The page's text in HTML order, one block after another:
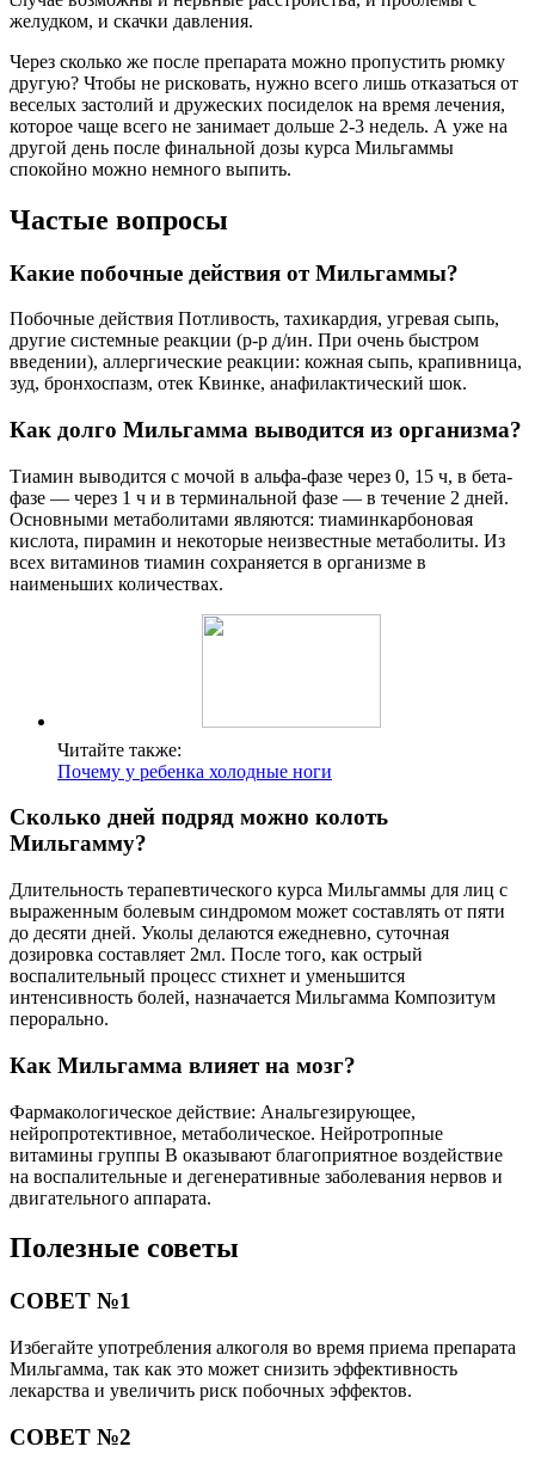
желудком, и скачки давления.
Через сколько же после препарата можно пропустить рюмку
другую? Чтобы не рисковать, нужно всего лишь отказаться от
веселых застолий и дружеских посиделок на время лечения,
которое чаще всего не занимает дольше 2-3 недель. А уже на
другой день после финальной дозы курса Мильгаммы
спокойно можно немного выпить.
Частые вопросы
Какие побочные действия от Мильгаммы?
Побочные действия Потливость, тахикардия, угревая сыпь,
другие системные реакции (р-р д/ин. При очень быстром
введении), аллергические реакции: кожная сыпь, крапивница,
зуд, бронхоспазм, отек Квинке, анафилактический шок.
Как долго Мильгамма выводится из организма?
Тиамин выводится с мочой в альфа-фазе через 0, 15 ч, в бета-
фазе — через 1 ч и в терминальной фазе — в течение 2 дней.
Основными метаболитами являются: тиаминкарбоновая
кислота, пирамин и некоторые неизвестные метаболиты. Из
всех витаминов тиамин сохраняется в организме в
наименьших количествах.
Читайте также:
Почему у ребенка холодные ноги
Сколько дней подряд можно колоть
Мильгамму?
Длительность терапевтического курса Мильгаммы для лиц с
выраженным болевым синдромом может составлять от пяти
до десяти дней. Уколы делаются ежедневно, суточная
дозировка составляет 2мл. После того, как острый
воспалительный процесс стихнет и уменьшится
интенсивность болей, назначается Мильгамма Композитум
перорально.
Как Мильгамма влияет на мозг?
Фармакологическое действие: Анальгезирующее,
нейропротективное, метаболическое. Нейротропные
витамины группы В оказывают благоприятное воздействие
на воспалительные и дегенеративные заболевания нервов и
двигательного аппарата.
Полезные советы
СОВЕТ №1
Избегайте употребления алкоголя во время приема препарата
Мильгамма, так как это может снизить эффективность
лекарства и увеличить риск побочных эффектов.
СОВЕТ №2